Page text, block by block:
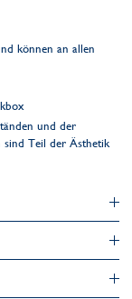
können an allen
und der
sind Teil der Ästhetik